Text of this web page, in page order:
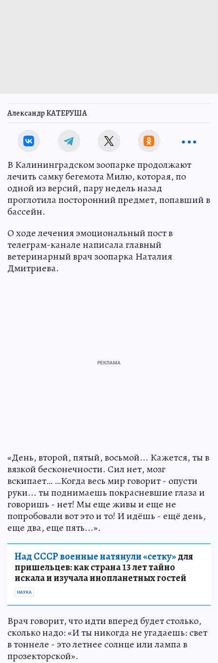
Александр КАТЕРУША
В Калининградском зоопарке продолжают
лечить самку бегемота Милю, которая, по
одной из версий, пару недель назад
проглотила посторонний предмет, попавший в
бассейн.
О ходе лечения эмоциональный пост в
телеграм-канале написала главный
ветеринарный врач зоопарка Наталия
Дмитриева.
«День, второй, пятый, восьмой... Кажется, ты в
вязкой бесконечности. Сил нет, мозг
вскипает… …Когда весь мир говорит - опусти
руки... ты поднимаешь покрасневшие глаза и
говоришь - нет! Мы еще живы и еще не
попробовали вот это и то! И идёшь - ещё день,
еще два, еще пять...».
Над СССР военные натянули «сетку»для
пришельцев: как страна 13 лет тайно
искала и изучала инопланетных гостей
НАУКА
Врач говорит, что идти вперед будет столько,
сколько надо: «И ты никогда не угадаешь: свет
в тоннеле - это летнее солнце или лампа в
прозекторской».